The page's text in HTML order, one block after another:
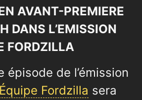
AVANT-PREMIERE
DANS L’EMISSION
FORDZILLA
épisode de l’émission
Équipe Fordzilla sera